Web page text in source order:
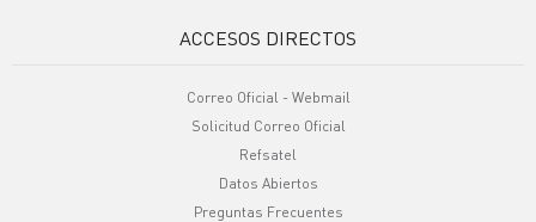
ACCESOS DIRECTOS
Correo Oficial - Webmail
Solicitud Correo Oficial
Refsatel
Datos Abiertos
Preguntas Frecuentes